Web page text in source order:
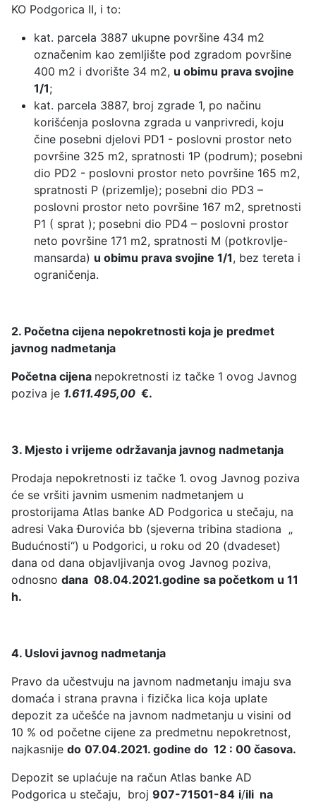
KO Podgorica II, i to:
kat. parcela 3887 ukupne površine 434 m2
označenim kao zemljište pod zgradom površine
400 m2 i dvorište 34 m2, u obimu prava svojine
1/1;
kat. parcela 3887, broj zgrade 1, po načinu
korišćenja poslovna zgrada u vanprivredi, koju
čine posebni djelovi PD1 - poslovni prostor neto
površine 325 m2, spratnosti 1P (podrum); posebni
dio PD2 - poslovni prostor neto površine 165 m2,
spratnosti P (prizemlje); posebni dio PD3 –
poslovni prostor neto površine 167 m2, spretnosti
P1 ( sprat ); posebni dio PD4 – poslovni prostor
neto površine 171 m2, spratnosti M (potkrovlje-
mansarda) u obimu prava svojine 1/1, bez tereta i
ograničenja.
2. Početna cijena nepokretnosti koja je predmet
javnog nadmetanja
Početna cijena nepokretnosti iz tačke 1 ovog Javnog
poziva je 1.611.495,00 €.
3. Mjesto i vrijeme održavanja javnog nadmetanja
Prodaja nepokretnosti iz tačke 1. ovog Javnog poziva
će se vršiti javnim usmenim nadmetanjem u
prostorijama Atlas banke AD Podgorica u stečaju, na
adresi Vaka Đurovića bb (sjeverna tribina stadiona „
Budućnosti“) u Podgorici, u roku od 20 (dvadeset)
dana od dana objavljivanja ovog Javnog poziva,
odnosno dana 08.04.2021.godine sa početkom u 11
h.
4. Uslovi javnog nadmetanja
Pravo da učestvuju na javnom nadmetanju imaju sva
domaća i strana pravna i fizička lica koja uplate
depozit za učešće na javnom nadmetanju u visini od
10 % od početne cijene za predmetnu nepokretnost,
najkasnije do 07.04.2021. godine do 12 : 00 časova.
Depozit se uplaćuje na račun Atlas banke AD
Podgorica u stečaju, broj 907-71501-84 i/ili na